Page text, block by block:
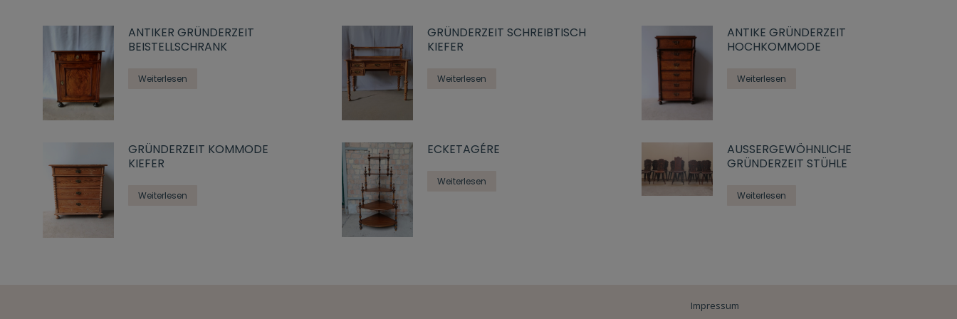
ANTIKER GRÜNDERZEIT
BEISTELLSCHRANK
Weiterlesen
GRÜNDERZEIT SCHREIBTISCH
KIEFER
Weiterlesen
ANTIKE GRÜNDERZEIT
HOCHKOMMODE
Weiterlesen
GRÜNDERZEIT KOMMODE
KIEFER
Weiterlesen
ECKETAGÉRE
Weiterlesen
AUSSERGEWÖHNLICHE G
RÜNDERZEIT STÜHLE
Weiterlesen
Impressum